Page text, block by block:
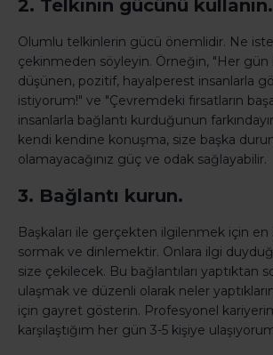
2. Telkinin gücünü kullanın.
Olumlu telkinlerin gücü önemlidir. Ne
çekinmeden söyleyin. Örneğin, "Her gün
düşünen, pozitif, hayalperest insanlarla
istiyorum!" ve "Çevremdeki fırsatların
insanlarla bağlantı kurduğunun
kendi kendine konuşma, size başka
olamayacağınız güç ve odak sağlayabilir.
3. Bağlantı kurun.
Başkaları ile gerçekten ilgilenmek için en
sormak ve dinlemektir. Onlara ilgi
size çekilecek. Bu bağlantıları yaptıktan
ulaşmak ve düzenli olarak neler
için gayret gösterin. Profesyonel
karşılaştığım her gün 3-5 kişiye